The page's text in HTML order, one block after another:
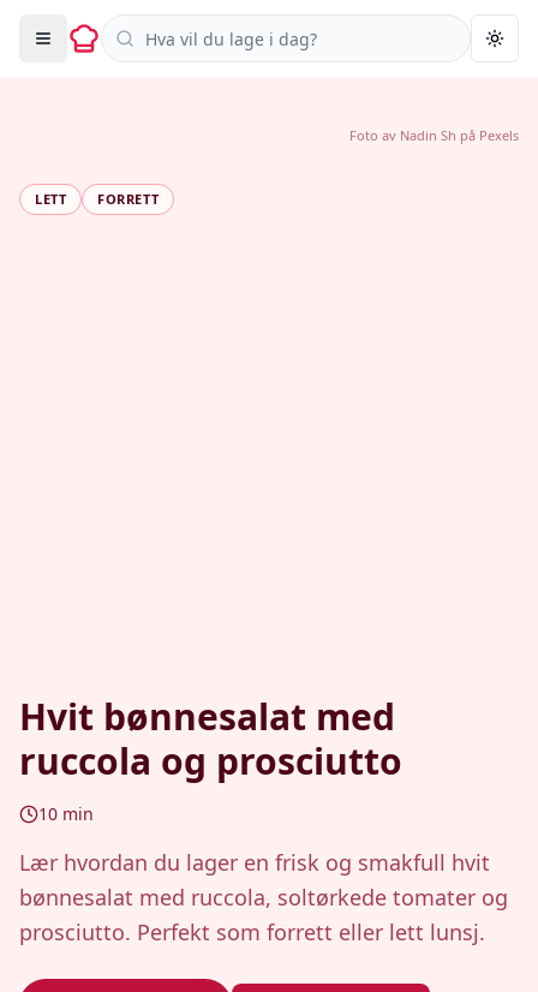
Søk i oppskrifter
LETT FORRETT
Hvit bønnesalat med
ruccola og prosciutto
10 min
Lær hvordan du lager en frisk og smakfull hvit
bønnesalat med ruccola, soltørkede tomater og
prosciutto. Perfekt som forrett eller lett lunsj.
Foto av Nadin Sh på Pexels